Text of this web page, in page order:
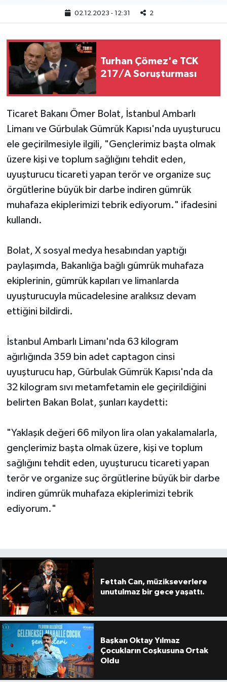
02.12.2023 - 12:31 2
Turhan Çömez'e TCK
217/A Soruşturması
Ticaret Bakanı Ömer Bolat, İstanbul Ambarlı
Limanı ve Gürbulak Gümrük Kapısı'nda uyuşturucu
ele geçirilmesiyle ilgili, "Gençlerimiz başta olmak
üzere kişi ve toplum sağlığını tehdit eden,
uyuşturucu ticareti yapan terör ve organize suç
örgütlerine büyük bir darbe indiren gümrük
muhafaza ekiplerimizi tebrik ediyorum." ifadesini
kullandı.
Bolat, X sosyal medya hesabından yaptığı
paylaşımda, Bakanlığa bağlı gümrük muhafaza
ekiplerinin, gümrük kapıları ve limanlarda
uyuşturucuyla mücadelesine aralıksız devam
ettiğini bildirdi.
İstanbul Ambarlı Limanı'nda 63 kilogram
ağırlığında 359 bin adet captagon cinsi
uyuşturucu hap, Gürbulak Gümrük Kapısı'nda da
32 kilogram sıvı metamfetamin ele geçirildiğini
belirten Bakan Bolat, şunları kaydetti:
"Yaklaşık değeri 66 milyon lira olan yakalamalarla,
gençlerimiz başta olmak üzere, kişi ve toplum
sağlığını tehdit eden, uyuşturucu ticareti yapan
terör ve organize suç örgütlerine büyük bir darbe
indiren gümrük muhafaza ekiplerimizi tebrik
ediyorum."
Fettah Can, müzikseverlere
unutulmaz bir gece yaşattı.
Başkan Oktay Yılmaz
Çocukların Coşkusuna Ortak
Oldu